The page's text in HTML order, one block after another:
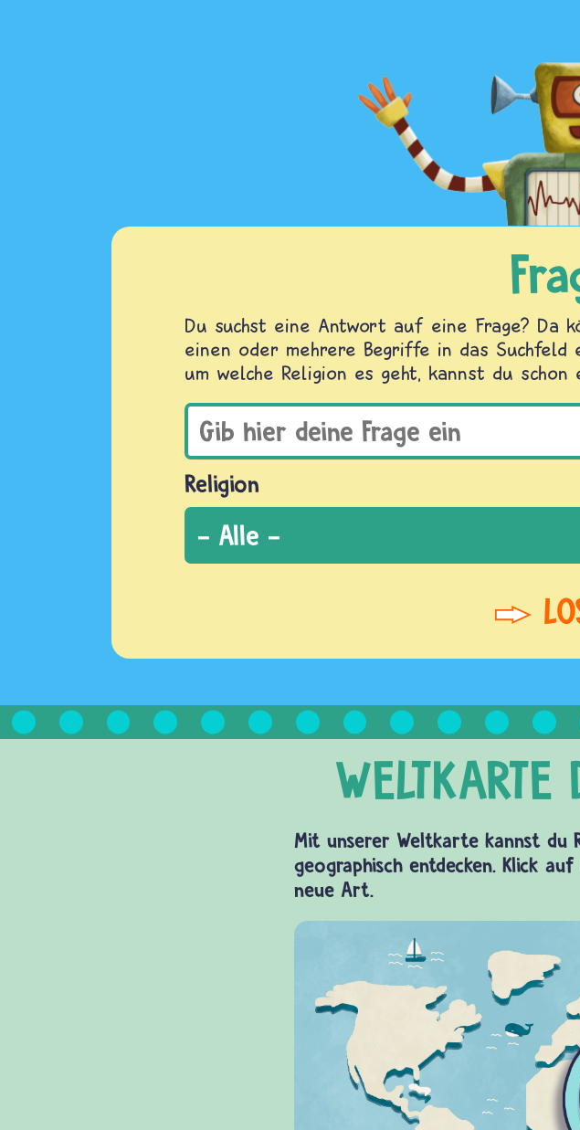
Du suchst eine Antwort auf eine Frage? Da
einen oder mehrere Begriffe in das Suchfeld
um welche Religion es geht, kannst du schon
Religion
Mit unserer Weltkarte kannst du
geographisch entdecken. Klick
neue Art.